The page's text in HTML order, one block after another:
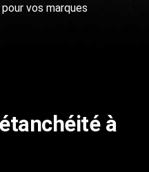
vos marques
à